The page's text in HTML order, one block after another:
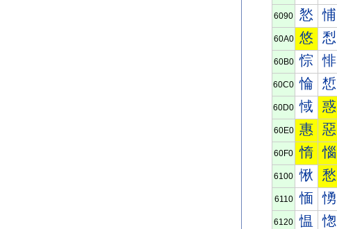
6090 悐 悑
60A0 悠 悡
60B0 悰 悱
60C0 惀 惁
60D0 惐 惑
60E0 惠 惡
60F0 惰 惱
6100 愀 愁
6110 愐 愑
6120 愠 愡